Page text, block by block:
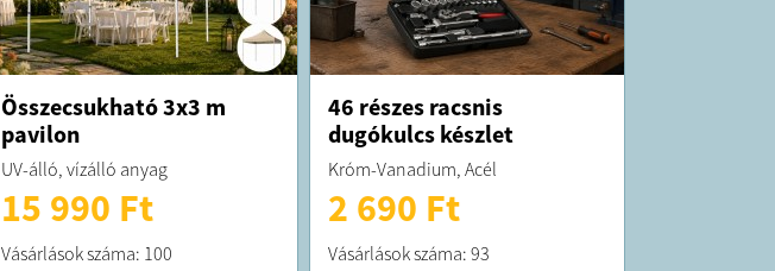
Összecsukható 3x3 m
pavilon
UV-álló, vízálló anyag
15 990 Ft
Vásárlások száma: 100
46 részes racsnis
dugókulcs készlet
Króm-Vanadium, Acél
2 690 Ft
Vásárlások száma: 93